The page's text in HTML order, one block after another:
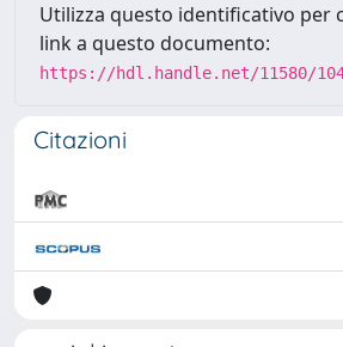
Utilizza questo identificativo per
link a questo documento:
https://hdl.handle.net/11580/
Citazioni